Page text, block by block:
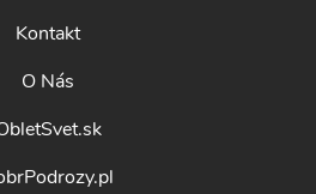
Kontakt
O Nás